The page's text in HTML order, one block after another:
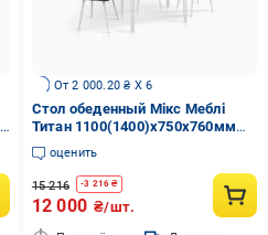
От 2 000.20 ₴ X 6
Стол обеденный Мікс Меблі
Титан 1100(1400)x750x760мм
белый/белый
оценить
15 216 -3 216 ₴
12 000 ₴/шт.